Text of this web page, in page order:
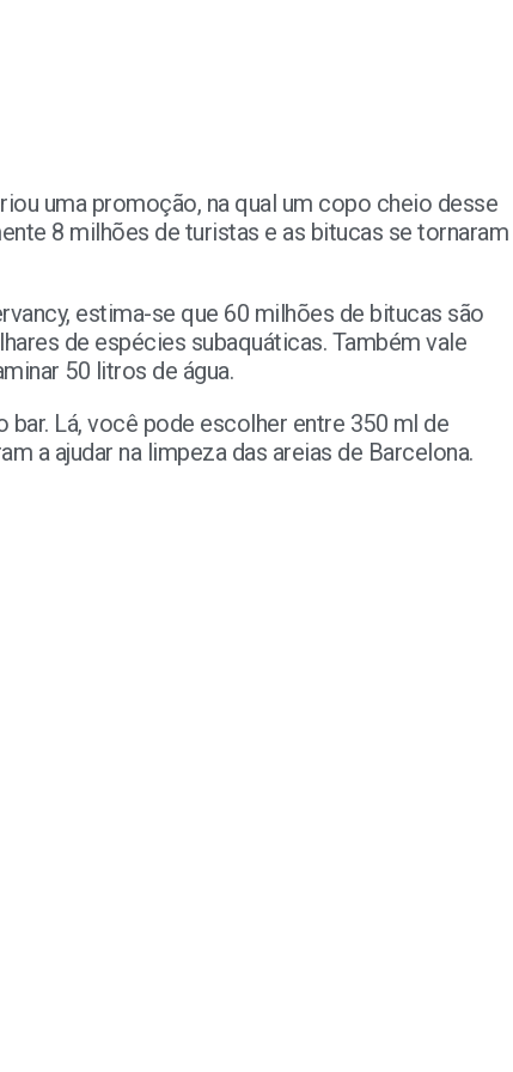
uma promoção, na qual um copo cheio desse
8 milhões de turistas e as bitucas se tornaram
estima-se que 60 milhões de bitucas são
de espécies subaquáticas. Também vale
50 litros de água.
Lá, você pode escolher entre 350 ml de
a ajudar na limpeza das areias de Barcelona.